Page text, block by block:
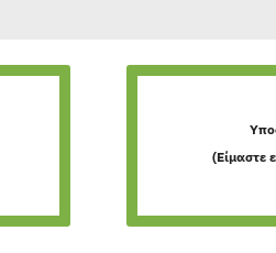
(Είμαστε